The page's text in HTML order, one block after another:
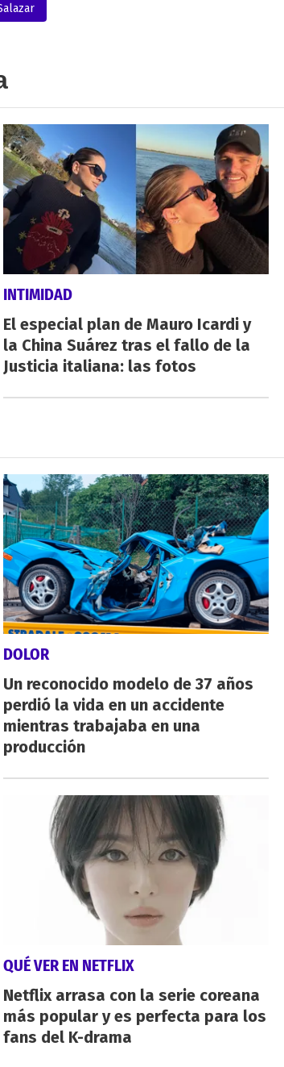
INTIMIDAD
El especial plan de Mauro Icardi y
la China Suárez tras el fallo de la
Justicia italiana: las fotos
DOLOR
Un reconocido modelo de 37 años
perdió la vida en un accidente
mientras trabajaba en una
producción
QUÉ VER EN NETFLIX
Netflix arrasa con la serie coreana
más popular y es perfecta para los
fans del K-drama